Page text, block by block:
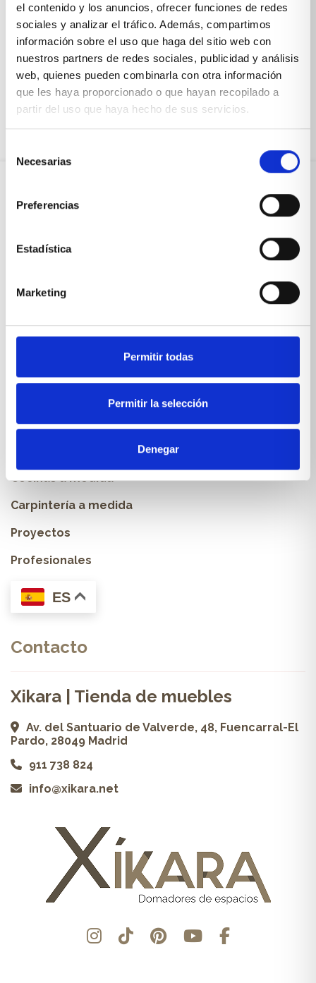
el contenido y los anuncios, ofrecer funciones de redes
sociales y analizar el tráfico. Además, compartimos
información sobre el uso que haga del sitio web con
nuestros partners de redes sociales, publicidad y análisis
web, quienes pueden combinarla con otra información
que les haya proporcionado o que hayan recopilado a
partir del uso que haya hecho de sus servicios.
Necesarias
Preferencias
Estadística
Marketing
Permitir todas
Permitir la selección
Denegar
El comedor es, sin duda, el epicentro emocional del
hogar. En torno a la mesa se comparten
conversaciones, celebraciones y momentos
cotidianos. Diseñar este espacio de forma
personalizada no es solo...
Leer más
Sobre Xíkara
Inicio
SOLICITA UNA CITA
Productos y servicios
Muebles & Decoración
Cocinas a medida
Carpintería a medida
Proyectos
Profesionales
ES
Contacto
Xikara | Tienda de muebles
Av. del Santuario de Valverde, 48, Fuencarral-El
Pardo, 28049 Madrid
911 738 824
info@xikara.net